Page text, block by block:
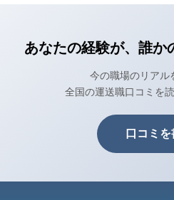
あなたの経験が、誰か
今の職場のリアル
全国の運送職口コミを
口コミを